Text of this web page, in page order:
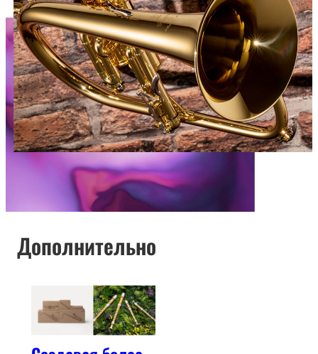
Дополнительно